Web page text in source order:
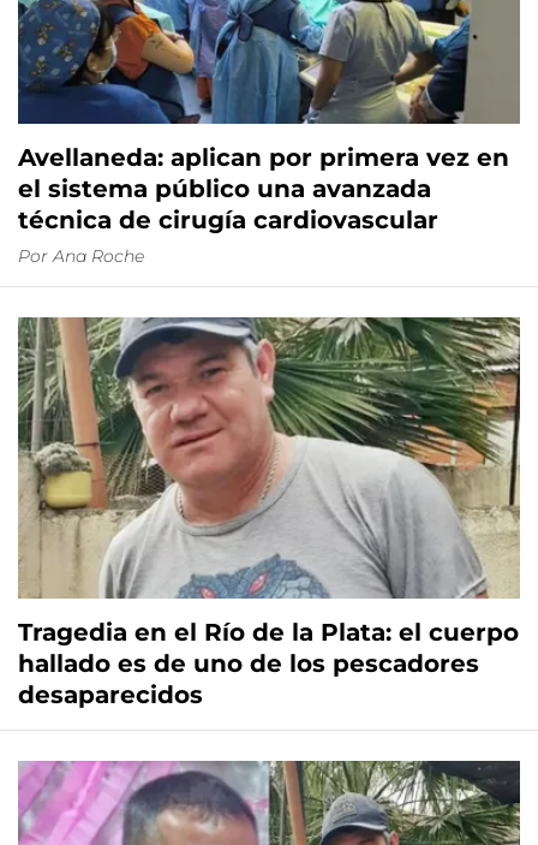
Avellaneda: aplican por primera vez en
el sistema público una avanzada
técnica de cirugía cardiovascular
Por Ana Roche
Tragedia en el Río de la Plata: el cuerpo
hallado es de uno de los pescadores
desaparecidos